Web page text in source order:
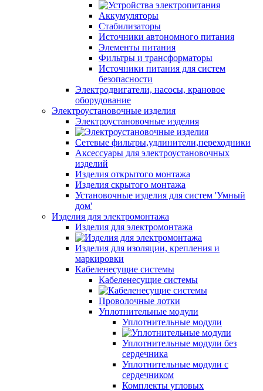
Аккумуляторы
Стабилизаторы
Источники автономного питания
Элементы питания
Фильтры и трансформаторы
Источники питания для систем
безопасности
Электродвигатели, насосы, крановое
оборудование
Электроустановочные изделия
Электроустановочные изделия
Сетевые фильтры,удлинители,переходники
Аксессуары для электроустановочных
изделий
Изделия открытого монтажа
Изделия скрытого монтажа
Установочные изделия для систем 'Умный
дом'
Изделия для электромонтажа
Изделия для электромонтажа
Изделия для изоляции, крепления и
маркировки
Кабеленесущие системы
Кабеленесущие системы
Проволочные лотки
Уплотнительные модули
Уплотнительные модули
Уплотнительные модули без
сердечника
Уплотнительные модули с
сердечником
Комплекты угловых